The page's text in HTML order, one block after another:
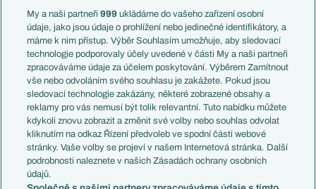
Témata
Představení týmů MS
EuroSkauting
PL v kostce
Evropské koeficienty
Přestupy
Přestupové spekulace
Zranění
Kluby
Arsenal FC
Chelsea FC
Francie
Itálie
Německo
Španělsko
Argentina
Brazílie
Přestupy
Zápasy
Livescore
Tipovací soutěž
My a naši partneři999 ukládáme do vašeho zařízení osobní
údaje, jako jsou údaje o prohlížení nebo jedinečné identifikátory, a
máme k nim přístup. Výběr Souhlasím umožňuje, aby sledovací
technologie podporovaly účely uvedené v části My a naši partneři
zpracováváme údaje za účelem poskytování. Výběrem Zamítnout
vše nebo odvoláním svého souhlasu je zakážete. Pokud jsou
sledovací technologie zakázány, některé zobrazené obsahy a
reklamy pro vás nemusí být tolik relevantní. Tuto nabídku můžete
kdykoli znovu zobrazit a změnit své volby nebo souhlas odvolat
kliknutím na odkaz Řízení předvoleb ve spodní části webové
stránky. Vaše volby se projeví v našem Internetová stránka. Další
podrobnosti naleznete v našich Zásadách ochrany osobních
údajů.